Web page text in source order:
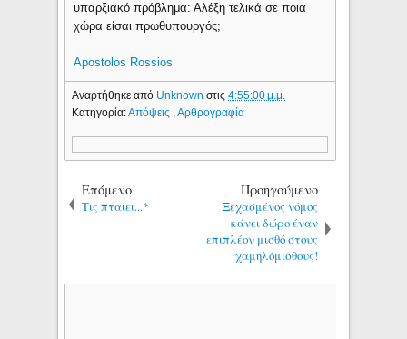
υπαρξιακό πρόβλημα: Αλέξη τελικά σε ποια
χώρα είσαι πρωθυπουργός;
Apostolos Rossios
Αναρτήθηκε από Unknownστις4:55:00 μ.μ.
Κατηγορία:Απόψεις ,Αρθρογραφία
Επόμενο
Τις πταίει...*
Προηγούμενο
Ξεχασμένος νόμος
κάνει δώρο έναν
επιπλέον μισθό στους
χαμηλόμισθους!